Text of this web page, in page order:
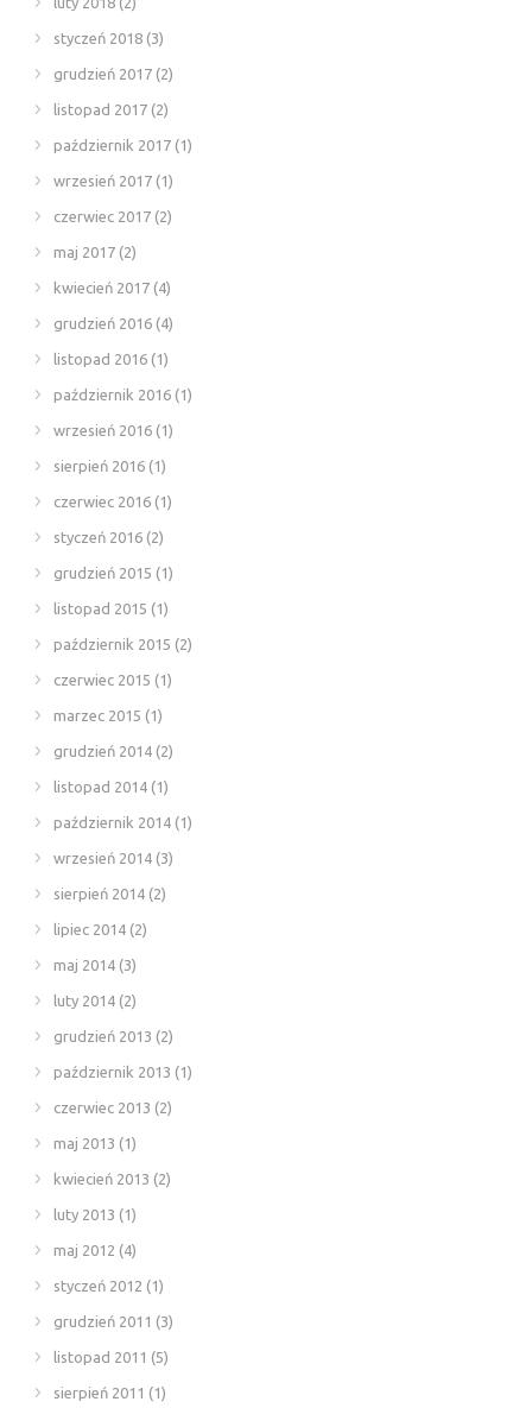
styczeń 2018 (3)
grudzień 2017 (2)
listopad 2017 (2)
październik 2017 (1)
wrzesień 2017 (1)
czerwiec 2017 (2)
maj 2017 (2)
kwiecień 2017 (4)
grudzień 2016 (4)
listopad 2016 (1)
październik 2016 (1)
wrzesień 2016 (1)
sierpień 2016 (1)
czerwiec 2016 (1)
styczeń 2016 (2)
grudzień 2015 (1)
listopad 2015 (1)
październik 2015 (2)
czerwiec 2015 (1)
marzec 2015 (1)
grudzień 2014 (2)
listopad 2014 (1)
październik 2014 (1)
wrzesień 2014 (3)
sierpień 2014 (2)
lipiec 2014 (2)
maj 2014 (3)
luty 2014 (2)
grudzień 2013 (2)
październik 2013 (1)
czerwiec 2013 (2)
maj 2013 (1)
kwiecień 2013 (2)
luty 2013 (1)
maj 2012 (4)
styczeń 2012 (1)
grudzień 2011 (3)
listopad 2011 (5)
sierpień 2011 (1)